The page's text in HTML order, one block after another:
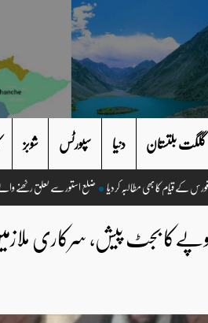
گلگت بلتستان دنیا سپورٹس شوبز
ضلع استور